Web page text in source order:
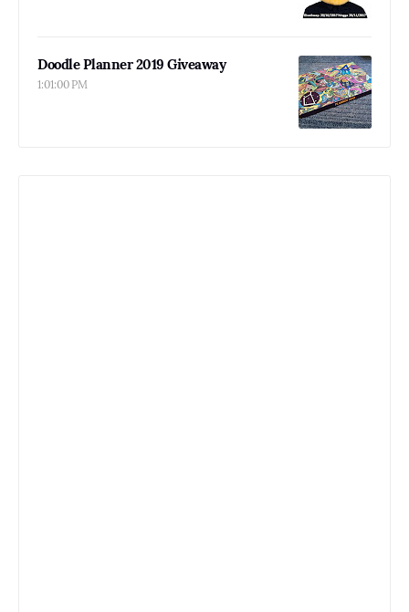
Doodle Planner 2019 Giveaway
1:01:00 PM